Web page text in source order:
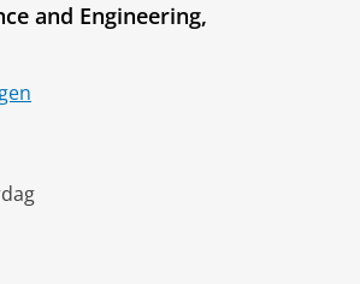
and Engineering,